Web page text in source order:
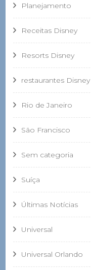
Planejamento
Receitas Disney
Resorts Disney
restaurantes Disney
Rio de Janeiro
São Francisco
Sem categoria
Suíça
Últimas Notícias
Universal
Universal Orlando